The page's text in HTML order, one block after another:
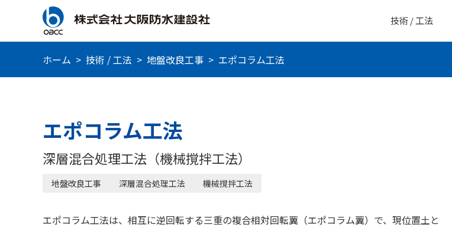
技術 / 工法
ホーム > 技術 / 工法 > 地盤改良工事 > エポコラム工法
エポコラム工法
深層混合処理工法（機械撹拌工法）
地盤改良工事 深層混合処理工法 機械撹拌工法
エポコラム工法は、相互に逆回転する三重の複合相対回転翼（エポコラム翼）で、現位置土と